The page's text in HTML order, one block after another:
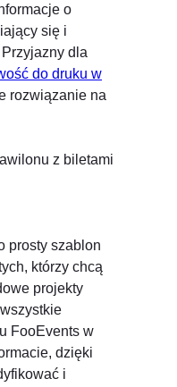
o
się i
dla
do druku w
rozwiązanie na
prosty szablon
którzy chcą
projekty
FooEvents w
dzięki
i